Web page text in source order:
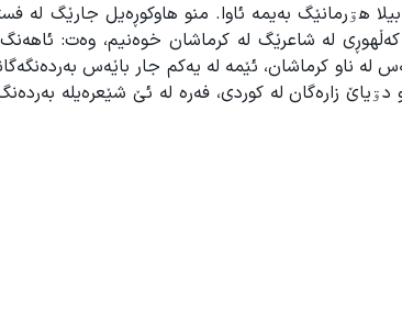
بەیمە ئاوا. منو هاوکوڕەیل جارێگ لە
لە شاعرێگ لە کرماشان خوەنیم، وەت: ئاهەنگ
ناو کرماشان، ئێمە لە یەکم جار باێەس
زارەگان لە کوردی، فەرە لە ئێ شێعرەیلە